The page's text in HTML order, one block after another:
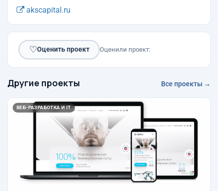
akscapital.ru
♡Оценить проект Оценили проект:
Другие проекты Все проекты →
ВЕБ-РАЗРАБОТКА И IT